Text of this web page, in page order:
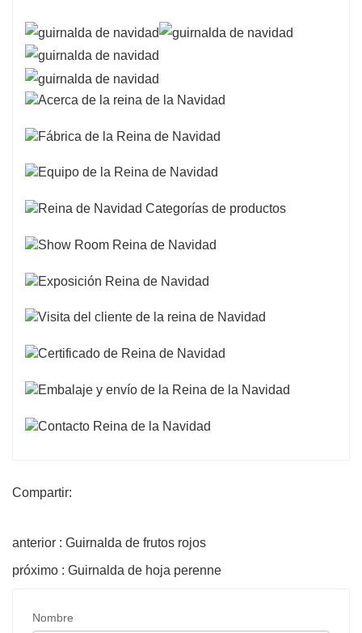
Compartir:
anterior : Guirnalda de frutos rojos
próximo : Guirnalda de hoja perenne
Nombre